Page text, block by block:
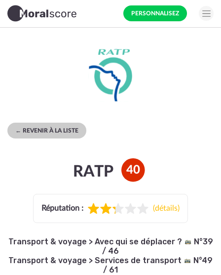
PERSONNALISEZ
← REVENIR À LA LISTE
RATP 40
Réputation : (détails)
Transport & voyage > Avec qui se déplacer ?
N°39
/ 46
Transport & voyage > Services de transport
N°49
/ 61